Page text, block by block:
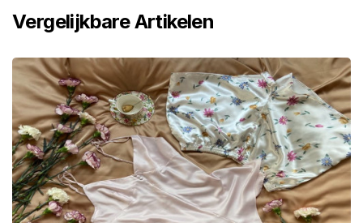
Vergelijkbare Artikelen